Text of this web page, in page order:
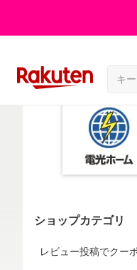
ショップカテゴリ
レビュー投稿でクー